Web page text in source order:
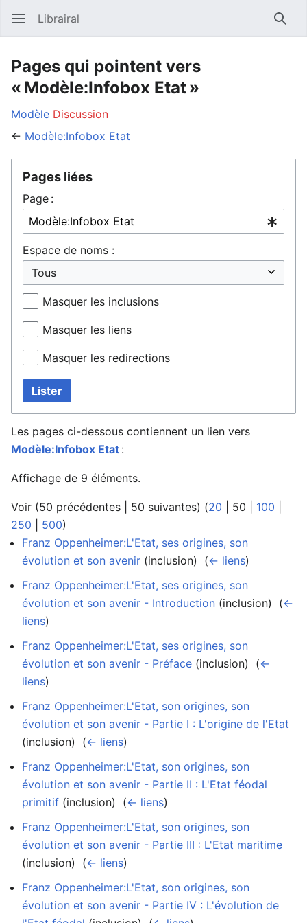
Ouvrir le menu principal Librairal
Pages qui pointent vers
« Modèle:Infobox Etat »
Modèle Discussion
← Modèle:Infobox Etat
Pages liées
Page :
Espace de noms :
Masquer les inclusions
Masquer les liens
Masquer les redirections
Lister
Les pages ci-dessous contiennent un lien vers
Modèle:Infobox Etat :
Affichage de 9 éléments.
Voir (50 précédentes 50 suivantes) (20 50 100
250
500)
Franz Oppenheimer:L'Etat, ses origines, son
évolution et son avenir (inclusion) ‎ (← liens)
Franz Oppenheimer:L'Etat, ses origines, son
évolution et son avenir - Introduction (inclusion) ‎ (←
liens)
Franz Oppenheimer:L'Etat, ses origines, son
évolution et son avenir - Préface (inclusion) ‎ (←
liens)
Franz Oppenheimer:L'Etat, son origines, son
évolution et son avenir - Partie I : L'origine de l'Etat
(inclusion) ‎ (← liens)
Franz Oppenheimer:L'Etat, son origines, son
évolution et son avenir - Partie II : L'Etat féodal
primitif (inclusion) ‎ (← liens)
Franz Oppenheimer:L'Etat, son origines, son
évolution et son avenir - Partie III : L'Etat maritime
(inclusion) ‎ (← liens)
Franz Oppenheimer:L'Etat, son origines, son
évolution et son avenir - Partie IV : L'évolution de